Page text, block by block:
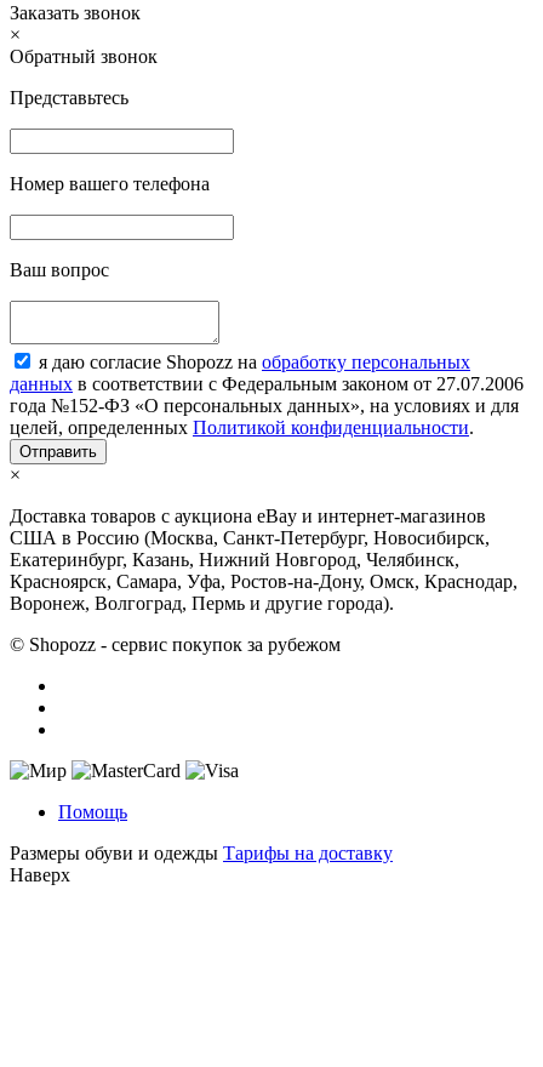
Заказать звонок
×
Обратный звонок
Представьтесь
Номер вашего телефона
Ваш вопрос
я даю согласие Shopozz на обработку персональных
данных в соответствии с Федеральным законом от 27.07.2006
года №152-ФЗ «О персональных данных», на условиях и для
целей, определенных Политикой конфиденциальности.
×
Доставка товаров с аукциона eBay и интернет-магазинов
США в Россию (Москва, Санкт-Петербург, Новосибирск,
Екатеринбург, Казань, Нижний Новгород, Челябинск,
Красноярск, Самара, Уфа, Ростов-на-Дону, Омск, Краснодар,
Воронеж, Волгоград, Пермь и другие города).
© Shopozz - сервис покупок за рубежом
Помощь
Размеры обуви и одежды Тарифы на доставку
Наверх